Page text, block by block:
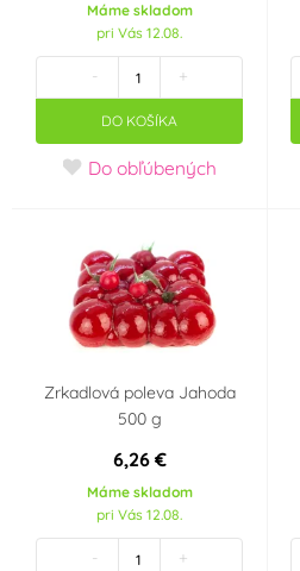
Máme skladom
pri Vás 12.08.
- +
DO KOŠÍKA
Do obľúbených
Zrkadlová poleva Jahoda
500 g
6,26 €
Máme skladom
pri Vás 12.08.
- +